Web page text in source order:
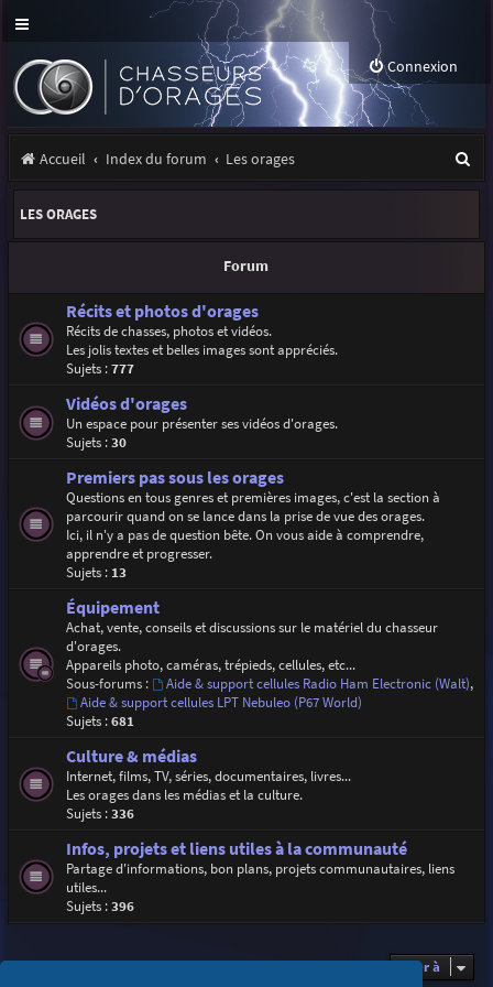
Connexion
Accueil Index du forum Les orages
e
e
LES ORAGES
Forum
Récits et photos d'orages
Récits de chasses, photos et vidéos.
Les jolis textes et belles images sont appréciés.
Sujets :777
Vidéos d'orages
Un espace pour présenter ses vidéos d'orages.
Sujets :30
Premiers pas sous les orages
Questions en tous genres et premières images, c'est la section à
parcourir quand on se lance dans la prise de vue des orages.
Ici, il n'y a pas de question bête. On vous aide à comprendre,
apprendre et progresser.
Sujets : 13
Équipement
Achat, vente, conseils et discussions sur le matériel du chasseur
d'orages.
Appareils photo, caméras, trépieds, cellules, etc...
Sous-forums :
Aide & support cellules Radio Ham Electronic (Walt),
Aide & support cellules LPT Nebuleo (P67 World)
Sujets :681
Culture & médias
Internet, films, TV, séries, documentaires, livres...
Les orages dans les médias et la culture.
Sujets :336
Infos, projets et liens utiles à la communauté
Partage d'informations, bon plans, projets communautaires, liens
utiles...
Sujets :396
Aller à